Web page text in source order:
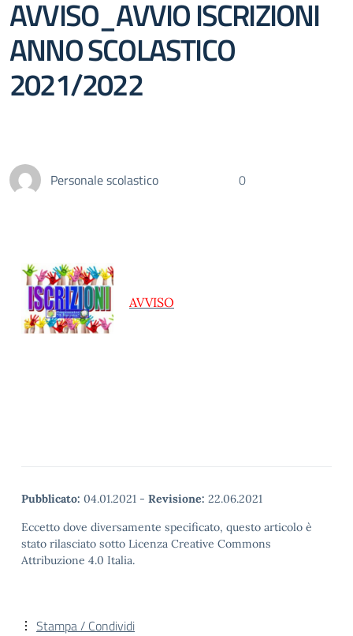
AVVISO_AVVIO ISCRIZIONI
ANNO SCOLASTICO
2021/2022
Personale scolastico 0
AVVISO
Pubblicato: 04.01.2021 - Revisione: 22.06.2021
Eccetto dove diversamente specificato, questo articolo è
stato rilasciato sotto Licenza Creative Commons
Attribuzione 4.0 Italia.
Stampa / Condividi